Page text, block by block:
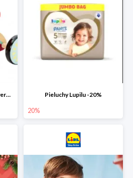
PLAYTIVE® Drewniany rowerek biegowy -33% Pieluchy Lupilu -20%
20%